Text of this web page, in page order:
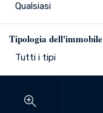
Qualsiasi
Tipologia dell'immobile
Tutti i tipi